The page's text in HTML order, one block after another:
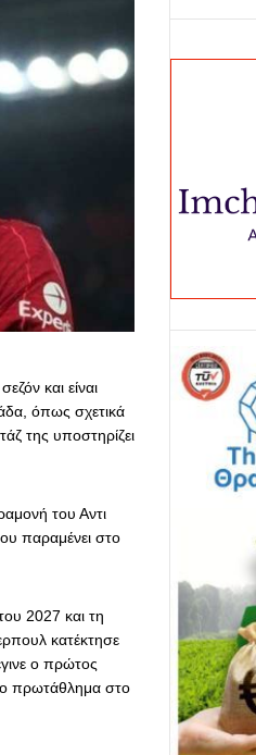
και είναι
όπως σχετικά
της υποστηρίζει
του Αντι
παραμένει στο
2027 και τη
κατέκτησε
ο πρώτος
πρωτάθλημα στο